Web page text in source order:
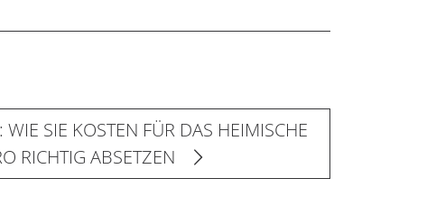
SIE KOSTEN FÜR DAS HEIMISCHE
RICHTIG ABSETZEN